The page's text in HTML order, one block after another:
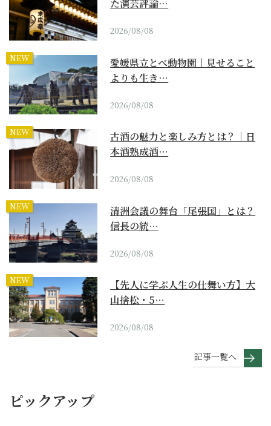
た演芸評論…
2026/08/08
NEW
愛媛県立とべ動物園｜見せること
よりも生き…
2026/08/08
NEW
古酒の魅力と楽しみ方とは？｜日
本酒熟成酒…
2026/08/08
NEW
清洲会議の舞台「尾張国」とは？
信長の統…
2026/08/08
NEW
【先人に学ぶ人生の仕舞い方】大
山捨松・5…
2026/08/08
記事一覧へ
ピックアップ